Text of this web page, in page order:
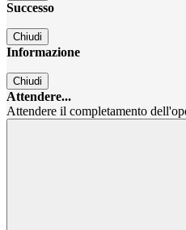
Successo
Chiudi
Informazione
Chiudi
Attendere...
Attendere il completamento